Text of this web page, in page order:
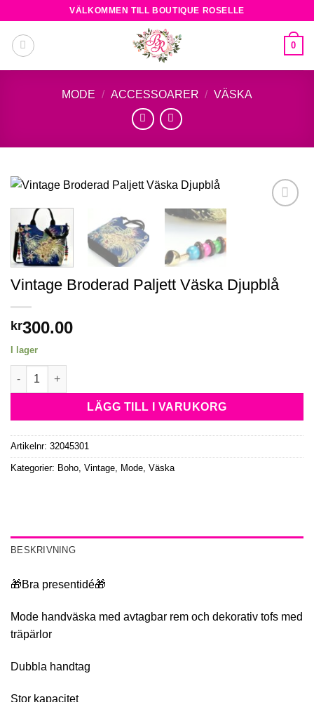
content
VÄLKOMMEN TILL BOUTIQUE ROSELLE
0
MODE / ACCESSOARER / VÄSKA
Vintage Broderad Paljett Väska Djupblå
kr300.00
I lager
Vintage Broderad Paljett Väska Djupblå mängd
LÄGG TILL I VARUKORG
Artikelnr: 32045301
Kategorier: Boho, Vintage Mode Väska
BESKRIVNING
🎁Bra presentidé🎁
Mode handväska med avtagbar rem och dekorativ tofs med
träpärlor
Dubbla handtag
Stor kapacitet